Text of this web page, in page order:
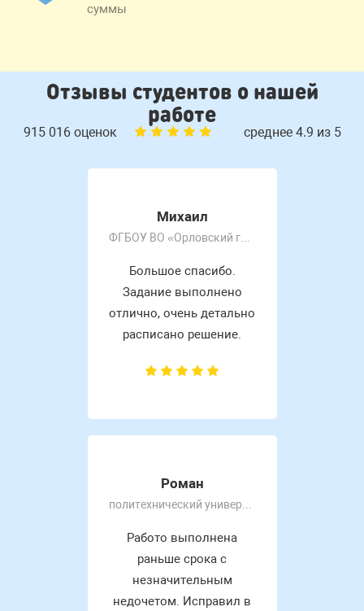
суммы
Отзывы студентов о нашей
работе
915 016 оценок среднее 4.9 из 5
Михаил
ФГБОУ ВО «Орловский государственный университет имени И.С. Тургенева»
Большое спасибо.
Задание выполнено
отлично, очень детально
расписано решение.
Роман
Работо выполнена
раньше срока с
незначительным
недочетом. Исправил в